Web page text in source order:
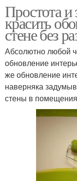
Простота и
красить
стене без
Абсолютно любой
обновление
же обновление
наверняка
стены в